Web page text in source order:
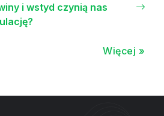
i wstyd czynią nas
Więcej »